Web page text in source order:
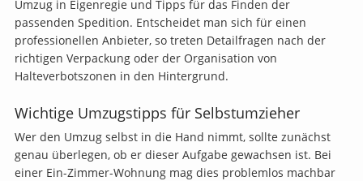
Umzug in Eigenregie und Tipps für das Finden der
passenden Spedition. Entscheidet man sich für einen
professionellen Anbieter, so treten Detailfragen nach der
richtigen Verpackung oder der Organisation von
Halteverbotszonen in den Hintergrund.
Wichtige Umzugstipps für Selbstumzieher
Wer den Umzug selbst in die Hand nimmt, sollte zunächst
genau überlegen, ob er dieser Aufgabe gewachsen ist. Bei
einer Ein-Zimmer-Wohnung mag dies problemlos machbar